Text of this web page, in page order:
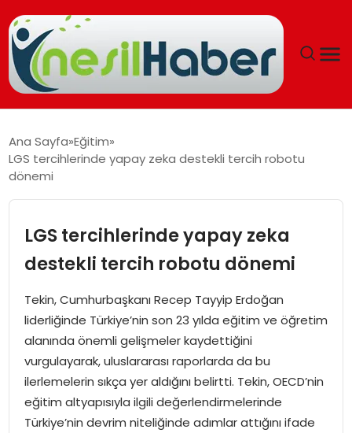
GÜNCEL
SOSYAL HABER
SPOR
EKONOMI
MAGAZIN
Ana Sayfa Eğitim
LGS tercihlerinde yapay zeka destekli tercih robotu
dönemi
LGS tercihlerinde yapay zeka
destekli tercih robotu dönemi
Tekin, Cumhurbaşkanı Recep Tayyip Erdoğan
liderliğinde Türkiye’nin son 23 yılda eğitim ve öğretim
alanında önemli gelişmeler kaydettiğini
vurgulayarak, uluslararası raporlarda da bu
ilerlemelerin sıkça yer aldığını belirtti. Tekin, OECD’nin
eğitim altyapısıyla ilgili değerlendirmelerinde
Türkiye’nin devrim niteliğinde adımlar attığını ifade